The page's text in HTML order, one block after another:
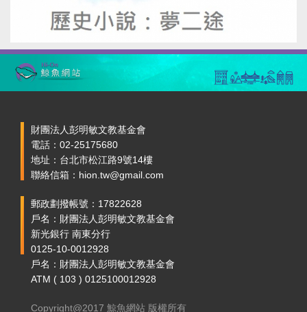
財團法人彭明敏文教基金會
電話：02-25175680
地址：台北市松江路9號14樓
聯絡信箱：hion.tw@gmail.com
郵政劃撥帳號：17822628
戶名：財團法人彭明敏文教基金會
新光銀行 南東分行
0125-10-0012928
戶名：財團法人彭明敏文教基金會
ATM ( 103 ) 0125100012928
Copyright@2017 鯨魚網站 版權所有